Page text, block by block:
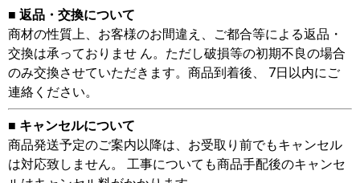
■ 返品・交換について
商材の性質上、お客様のお間違え、ご都合等による返品・
交換は承っておりませ ん。ただし破損等の初期不良の場合
のみ交換させていただきます。商品到着後、 7日以内にご
連絡ください。
■ キャンセルについて
商品発送予定のご案内以降は、お受取り前でもキャンセル
は対応致しません。 工事についても商品手配後のキャンセ